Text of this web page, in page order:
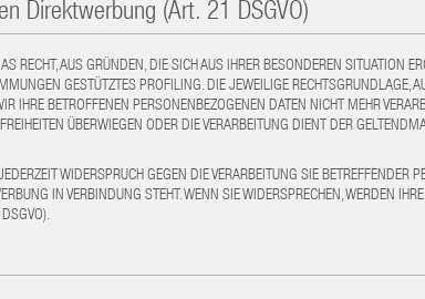
Direktwerbung (Art. 21 DSGVO)
RECHT, AUS GRÜNDEN, DIE SICH AUS IHRER BESONDEREN SITUATION
GESTÜTZTES PROFILING. DIE JEWEILIGE RECHTSGRUNDLAGE,
IHRE BETROFFENEN PERSONENBEZOGENEN DATEN NICHT MEHR
ÜBERWIEGEN ODER DIE VERARBEITUNG DIENT DER
WIDERSPRUCH GEGEN DIE VERARBEITUNG SIE BETREFFENDER
IN VERBINDUNG STEHT. WENN SIE WIDERSPRECHEN, WERDEN